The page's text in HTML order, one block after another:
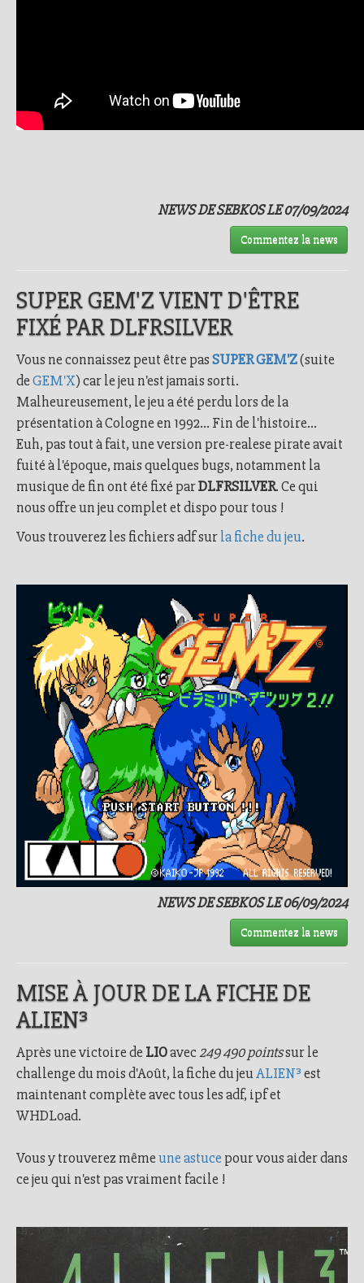
NEWS DE SEBKOS LE 07/09/2024
Commentez la news
SUPER GEM'Z VIENT D'ÊTRE
FIXÉ PAR DLFRSILVER
Vous ne connaissez peut être pasSUPER GEM'Z(suite
deGEM'X)car le jeu n'est jamais sorti.
Malheureusement, le jeu a été perdu lors de la
présentation à Cologne en 1992... Fin de l'histoire...
Euh, pas tout à fait, une version pre-realese pirate avait
fuité à l'époque, mais quelques bugs, notamment la
musique de fin ont été fixé parDLFRSILVER. Ce qui
nous offre un jeu complet et dispo pour tous !
Vous trouverez les fichiers adf surla fiche du jeu.
NEWS DE SEBKOS LE 06/09/2024
Commentez la news
MISE À JOUR DE LA FICHE DE
ALIEN³
Après une victoire de LIOavec249 490 pointssur le
challenge du mois d'Août, la fiche du jeuALIEN³est
maintenant complète avec tous les adf, ipf et
WHDLoad.
Vous y trouverez mêmeune astuce pour vous aider dans
ce jeu qui n'est pas vraiment facile !